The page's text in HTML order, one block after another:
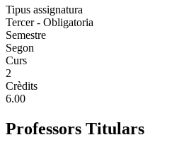
Tipus assignatura
Tercer - Obligatoria
Semestre
Segon
Curs
2
Crèdits
6.00
Professors Titulars